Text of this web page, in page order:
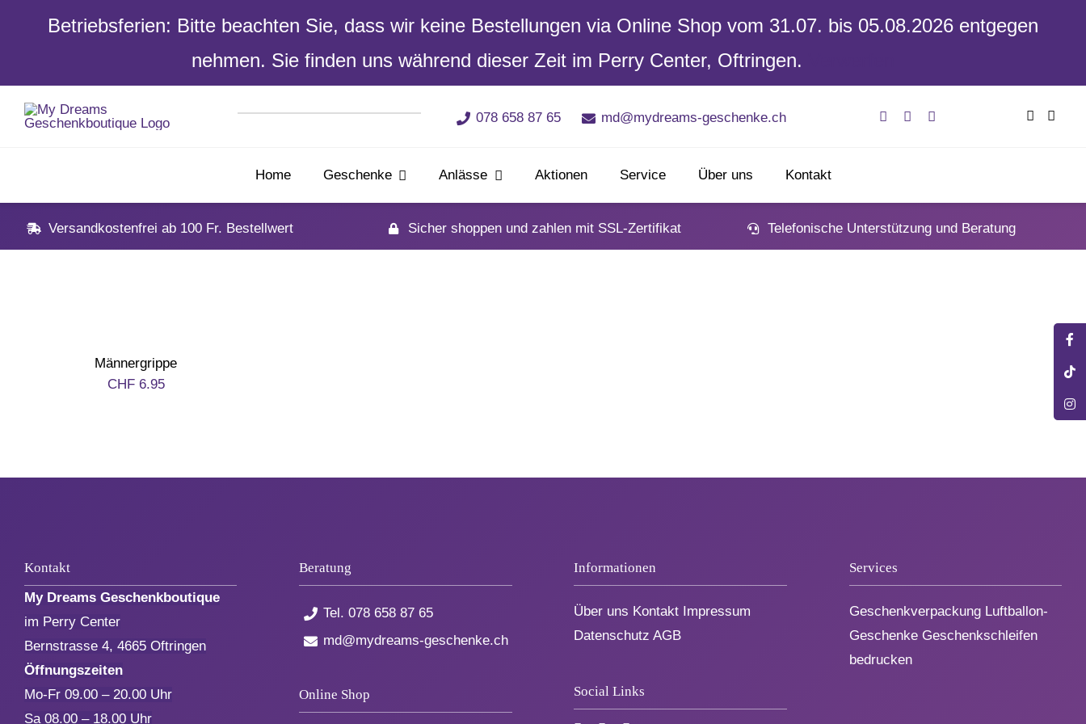
Betriebsferien: Bitte beachten Sie, dass wir keine Bestellungen via Online Shop vom 31.07. bis 05.08.2026 entgegen
nehmen. Sie finden uns während dieser Zeit im Perry Center, Oftringen.
078 658 87 65 md@mydreams-geschenke.ch
Home Geschenke Anlässe Aktionen Service Über uns Kontakt
Versandkostenfrei ab 100 Fr. Bestellwert Sicher shoppen und zahlen mit SSL-Zertifikat Telefonische Unterstützung und Beratung
Männergrippe
CHF6.95
Kontakt
My Dreams Geschenkboutique
im Perry Center
Bernstrasse 4, 4665 Oftringen
Öffnungszeiten
Mo-Fr 09.00 – 20.00 Uhr
Sa 08.00 – 18.00 Uhr
Beratung
Tel.078 658 87 65
md@mydreams-geschenke.ch
Online Shop
Informationen
Über uns Kontakt Impressum
Datenschutz AGB
Social Links
Services
Geschenkverpackung Luftballon-
Geschenke Geschenkschleifen
bedrucken